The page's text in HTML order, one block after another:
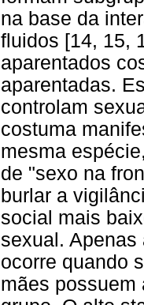
na base da
fluidos [14, 15,
aparentados
aparentadas.
controlam
costuma
mesma
de "sexo na
burlar a
social mais
sexual.
ocorre quando
mães possuem